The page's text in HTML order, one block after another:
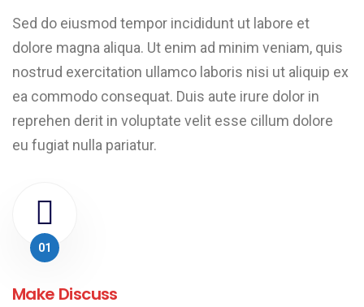
Sed do eiusmod tempor incididunt ut labore et
dolore magna aliqua. Ut enim ad minim veniam, quis
nostrud exercitation ullamco laboris nisi ut aliquip ex
ea commodo consequat. Duis aute irure dolor in
reprehen derit in voluptate velit esse cillum dolore
eu fugiat nulla pariatur.
01
Make Discuss